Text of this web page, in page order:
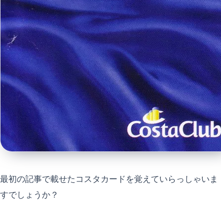
最初の記事で載せたコスタカードを覚えていらっしゃいま
すでしょうか？